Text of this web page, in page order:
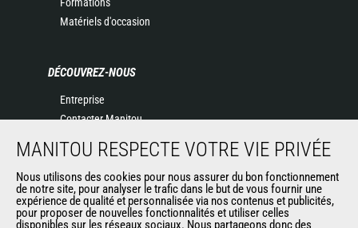
Matériels d'occasion
DÉCOUVREZ-NOUS
Entreprise
Contacter Manitou
Politique de protection des données
Evénements
Actualités
Historique
MANITOU RESPECTE VOTRE VIE PRIVÉE
Nous utilisons des cookies pour nous assurer du bon fonctionnement
de notre site, pour analyser le trafic dans le but de vous fournir une
expérience de qualité et personnalisée via nos contenus et publicités,
pour proposer de nouvelles fonctionnalités et utiliser celles
disponibles sur les réseaux sociaux. Nous partageons donc des